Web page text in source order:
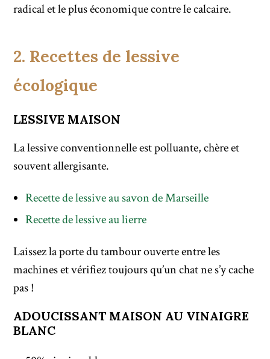
radical et le plus économique contre le calcaire.
2. Recettes de lessive
écologique
LESSIVE MAISON
La lessive conventionnelle est polluante, chère et
souvent allergisante.
Recette de lessive au savon de Marseille
Recette de lessive au lierre
Laissez la porte du tambour ouverte entre les
machines et vérifiez toujours qu’un chat ne s’y cache
pas !
ADOUCISSANT MAISON AU VINAIGRE
BLANC